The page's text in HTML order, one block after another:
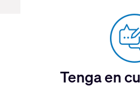
Tenga en